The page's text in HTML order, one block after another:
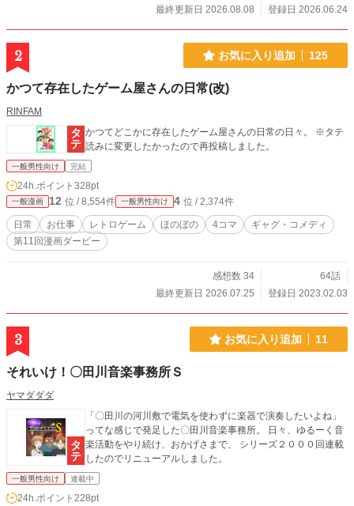
最終更新日 2026.08.08
登録日 2026.06.24
2 お気に入り追加 125
かつて存在したゲーム屋さんの日常(改)
RINFAM
かつてどこかに存在したゲーム屋さんの日常の日々。 ※タテ
読みに変更したかったので再投稿しました。
一般男性向け 完結
24h.ポイント 328pt
一般漫画 12 位 / 8,554件 一般男性向け 4 位 / 2,374件
日常 お仕事 レトロゲーム ほのぼの 4コマ
ギャグ・コメディ
第11回漫画ダービー
感想数 34
64話
最終更新日 2026.07.25
登録日 2023.02.03
3 お気に入り追加 11
それいけ！〇田川音楽事務所Ｓ
ヤマダダダ
「〇田川の河川敷で電気を使わずに楽器で演奏したいよね」
ってな感じで発足した〇田川音楽事務所。 日々、ゆるーく音
楽活動をやり続け、おかげさまで、 シリーズ２０００回連載
したのでリニューアルしました。
一般男性向け 連載中
24h.ポイント 228pt